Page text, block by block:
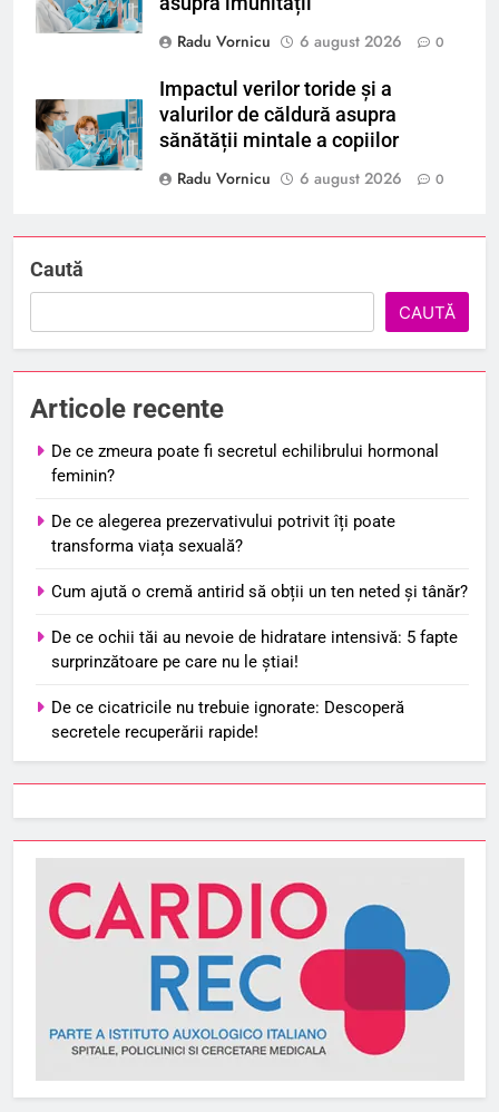
Radu Vornicu
6 august 2026 0
Impactul verilor toride și a
valurilor de căldură asupra
sănătății mintale a copiilor
Radu Vornicu
6 august 2026 0
Caută
CAUTĂ
Articole recente
De ce zmeura poate fi secretul echilibrului hormonal
feminin?
De ce alegerea prezervativului potrivit îți poate
transforma viața sexuală?
Cum ajută o cremă antirid să obții un ten neted și tânăr?
De ce ochii tăi au nevoie de hidratare intensivă: 5 fapte
surprinzătoare pe care nu le știai!
De ce cicatricile nu trebuie ignorate: Descoperă
secretele recuperării rapide!